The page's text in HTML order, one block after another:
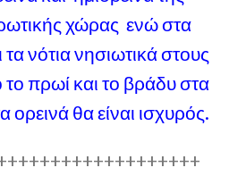
χώρας ενώ στα
νότια νησιωτικά στους
πρωί και το βράδυ στα
ορεινά θα είναι ισχυρός.